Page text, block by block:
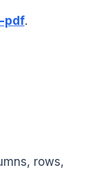
pdf.
rows,